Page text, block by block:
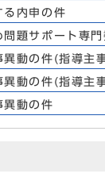
る内申の件
問題サポート専
異動の件(指導主
異動の件(指導主
異動の件